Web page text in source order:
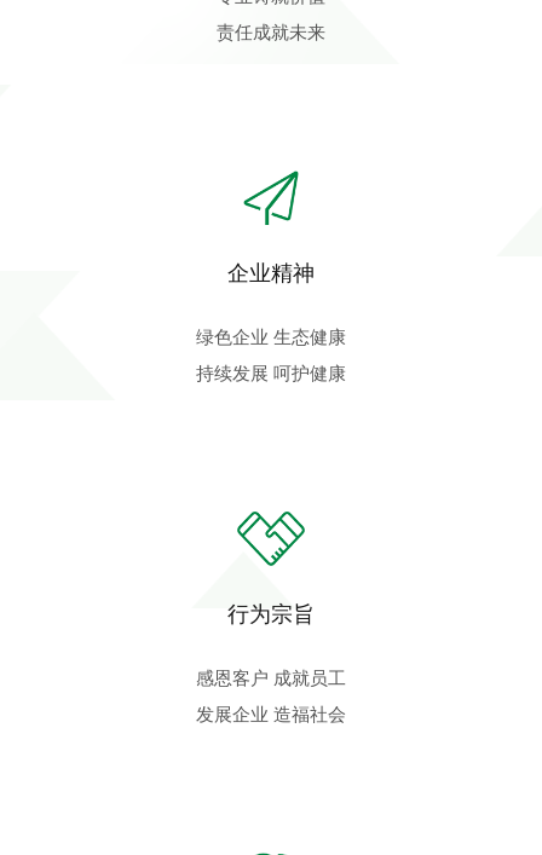
责任成就未来
企业精神
绿色企业 生态健康
持续发展 呵护健康
行为宗旨
感恩客户 成就员工
发展企业 造福社会